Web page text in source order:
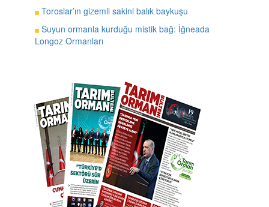
Toroslar’ın gizemli sakini balık baykuşu
Suyun ormanla kurduğu mistik bağ: İğneada
Longoz Ormanları